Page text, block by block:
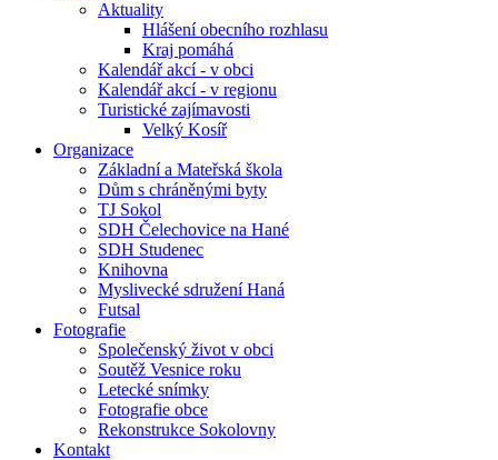
Aktuality
Hlášení obecního rozhlasu
Kraj pomáhá
Kalendář akcí - v obci
Kalendář akcí - v regionu
Turistické zajímavosti
Velký Kosíř
Organizace
Základní a Mateřská škola
Dům s chráněnými byty
TJ Sokol
SDH Čelechovice na Hané
SDH Studenec
Knihovna
Myslivecké sdružení Haná
Futsal
Fotografie
Společenský život v obci
Soutěž Vesnice roku
Letecké snímky
Fotografie obce
Rekonstrukce Sokolovny
Kontakt